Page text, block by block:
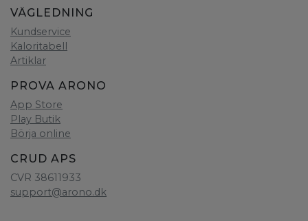
VÄGLEDNING
Kundservice
Kaloritabell
Artiklar
PROVA ARONO
App Store
Play Butik
Börja online
CRUD APS
CVR 38611933
support@arono.dk